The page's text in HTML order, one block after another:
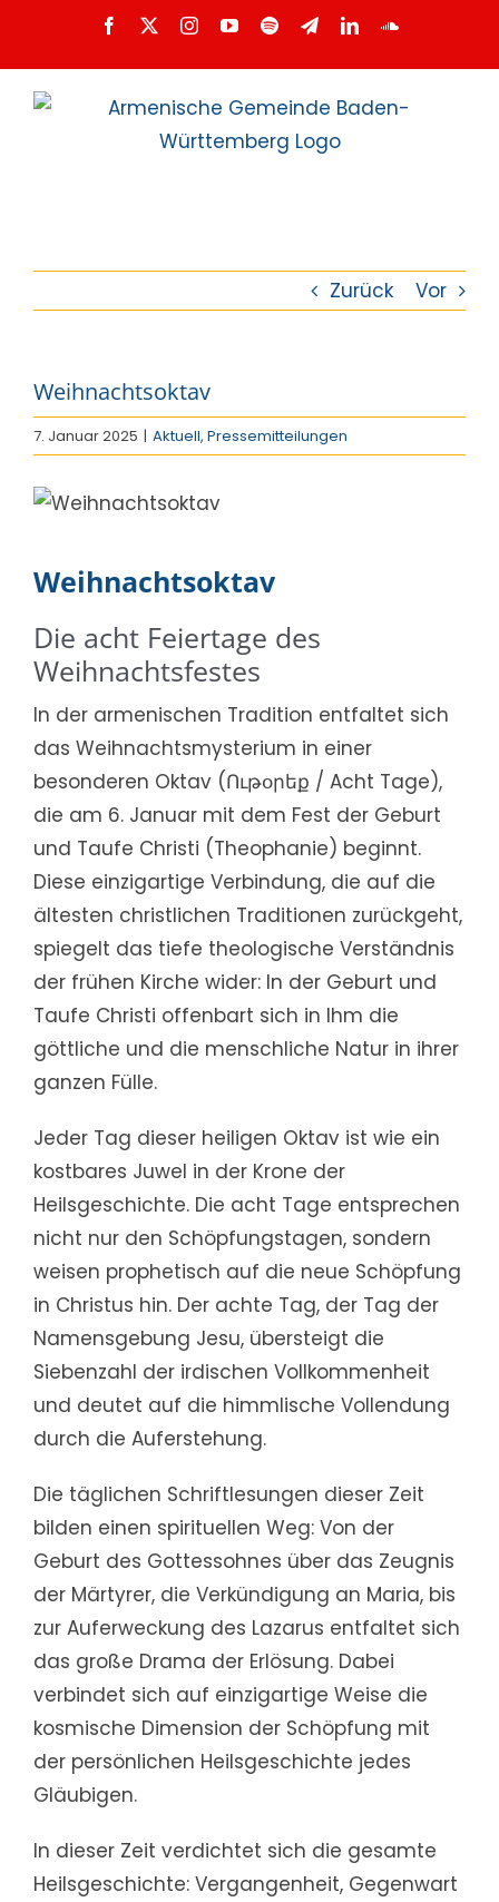
Facebook InstagramYouTube
SpotifyTelegramLinkedInSoundCloud
Zurück Vor
Weihnachtsoktav
7. Januar 2025 | Aktuell, Pressemitteilungen
Weihnachtsoktav
Die acht Feiertage des
Weihnachtsfestes
In der armenischen Tradition entfaltet sich
das Weihnachtsmysterium in einer
besonderen Oktav (Ութօրեք / Acht Tage),
die am 6. Januar mit dem Fest der Geburt
und Taufe Christi (Theophanie) beginnt.
Diese einzigartige Verbindung, die auf die
ältesten christlichen Traditionen zurückgeht,
spiegelt das tiefe theologische Verständnis
der frühen Kirche wider: In der Geburt und
Taufe Christi offenbart sich in Ihm die
göttliche und die menschliche Natur in ihrer
ganzen Fülle.
Jeder Tag dieser heiligen Oktav ist wie ein
kostbares Juwel in der Krone der
Heilsgeschichte. Die acht Tage entsprechen
nicht nur den Schöpfungstagen, sondern
weisen prophetisch auf die neue Schöpfung
in Christus hin. Der achte Tag, der Tag der
Namensgebung Jesu, übersteigt die
Siebenzahl der irdischen Vollkommenheit
und deutet auf die himmlische Vollendung
durch die Auferstehung.
Die täglichen Schriftlesungen dieser Zeit
bilden einen spirituellen Weg: Von der
Geburt des Gottessohnes über das Zeugnis
der Märtyrer, die Verkündigung an Maria, bis
zur Auferweckung des Lazarus entfaltet sich
das große Drama der Erlösung. Dabei
verbindet sich auf einzigartige Weise die
kosmische Dimension der Schöpfung mit
der persönlichen Heilsgeschichte jedes
Gläubigen.
In dieser Zeit verdichtet sich die gesamte
Heilsgeschichte: Vergangenheit, Gegenwart